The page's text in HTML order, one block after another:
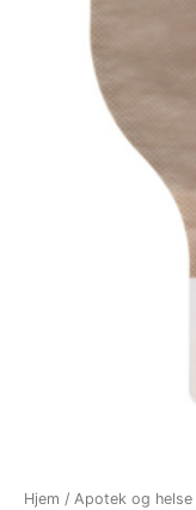
Hjem / Apotek og helse